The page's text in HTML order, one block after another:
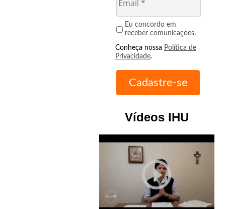
Eu concordo em
receber comunicações.
Conheça nossa Política de
Privacidade.
Vídeos IHU
play_circle_outline